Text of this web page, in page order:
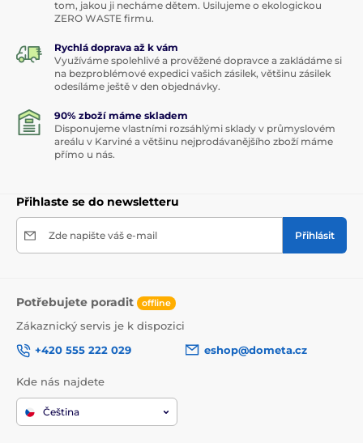
tom, jakou ji necháme dětem. Usilujeme o ekologickou
ZERO WASTE firmu.
Rychlá doprava až k vám
Využíváme spolehlivé a prověžené dopravce a zakládáme si
na bezproblémové expedici vašich zásilek, většinu zásilek
odesíláme ještě v den objednávky.
90% zboží máme skladem
Disponujeme vlastními rozsáhlými sklady v průmyslovém
areálu v Karviné a většinu nejprodávanějšího zboží máme
přímo u nás.
Přihlaste se do newsletteru
Zde napište váš e-mail Přihlásit
Potřebujete poradit offline
Zákaznický servis je k dispozici
+420 555 222 029
eshop@dometa.cz
Kde nás najdete
Čeština